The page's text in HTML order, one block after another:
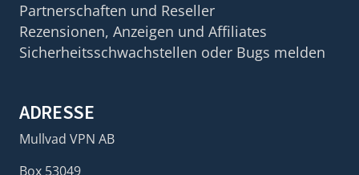
Partnerschaften und Reseller
Rezensionen, Anzeigen und Affiliates
Sicherheitsschwachstellen oder Bugs melden
ADRESSE
Mullvad VPN AB
Box 53049